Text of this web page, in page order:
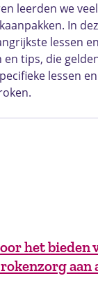
leerden we
In
lessen
en tips, die
lessen
het bieden
aan